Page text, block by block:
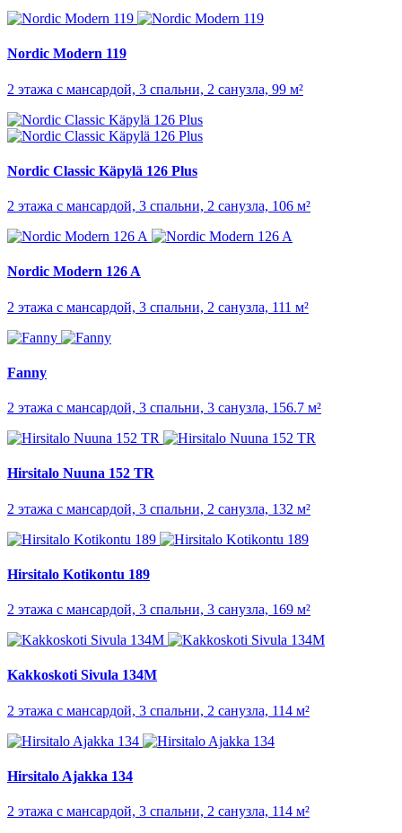
Nordic Modern 119
2 этажа с мансардой, 3 спальни, 2 санузла, 99 м²
Nordic Classic Käpylä 126 Plus
2 этажа с мансардой, 3 спальни, 2 санузла, 106 м²
Nordic Modern 126 A
2 этажа с мансардой, 3 спальни, 2 санузла, 111 м²
Fanny
2 этажа с мансардой, 3 спальни, 3 санузла, 156.7 м²
Hirsitalo Nuuna 152 TR
2 этажа с мансардой, 3 спальни, 2 санузла, 132 м²
Hirsitalo Kotikontu 189
2 этажа с мансардой, 3 спальни, 3 санузла, 169 м²
Kakkoskoti Sivula 134M
2 этажа с мансардой, 3 спальни, 2 санузла, 114 м²
Hirsitalo Ajakka 134
2 этажа с мансардой, 3 спальни, 2 санузла, 114 м²